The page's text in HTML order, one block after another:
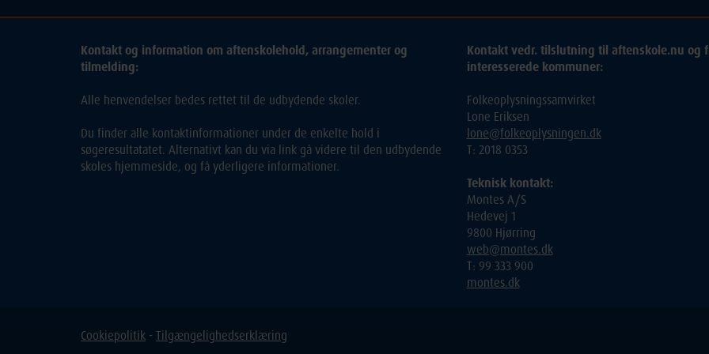
Kontakt og information om aftenskolehold, arrangementer og
tilmelding:
Alle henvendelser bedes rettet til de udbydende skoler.
Du finder alle kontaktinformationer under de enkelte hold i
søgeresultatatet. Alternativt kan du via link gå videre til den udbydende
skoles hjemmeside, og få yderligere informationer.
Kontakt vedr. tilslutning til aftenskole.nu og
interesserede kommuner:
Folkeoplysningssamvirket
Lone Eriksen
lone@folkeoplysningen.dk
T: 2018 0353
Teknisk kontakt:
Montes A/S
Hedevej 1
9800 Hjørring
web@montes.dk
T: 99 333 900
montes.dk
Cookiepolitik - Tilgængelighedserklæring